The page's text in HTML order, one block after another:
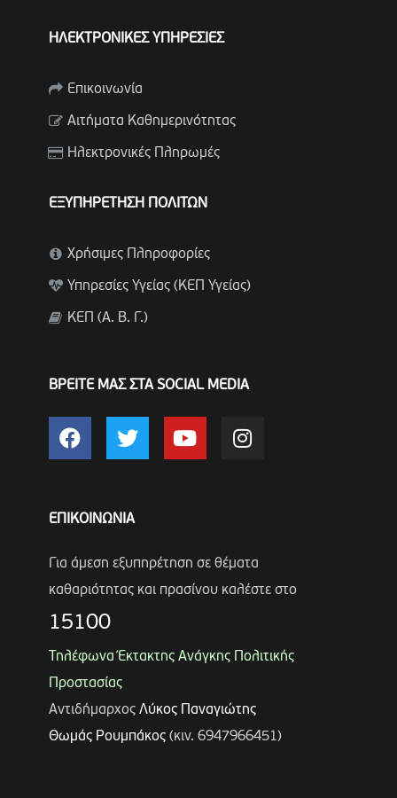
ΗΛΕΚΤΡΟΝΙΚΕΣ ΥΠΗΡΕΣΙΕΣ
Επικοινωνία
Αιτήματα Καθημερινότητας
Ηλεκτρονικές Πληρωμές
ΕΞΥΠΗΡΕΤΗΣΗ ΠΟΛΙΤΩΝ
Χρήσιμες Πληροφορίες
Υπηρεσίες Υγείας (ΚΕΠ Υγείας)
ΚΕΠ (Α. Β. Γ.)
ΒΡΕΙΤΕ ΜΑΣ ΣΤΑ SOCIAL MEDIA
ΕΠΙΚΟΙΝΩΝΙΑ
Για άμεση εξυπηρέτηση σε θέματα
καθαριότητας και πρασίνου καλέστε στο
15100
Τηλέφωνα Έκτακτης Ανάγκης Πολιτικής
Προστασίας
Αντιδήμαρχος Λύκος Παναγιώτης
Θωμάς Ρουμπάκος(κιν. 6947966451)